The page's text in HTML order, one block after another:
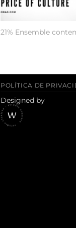
21% Ensemble
POLÍTICA DE
Designed by